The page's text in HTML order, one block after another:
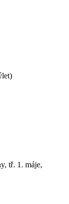
tř. 1. máje,